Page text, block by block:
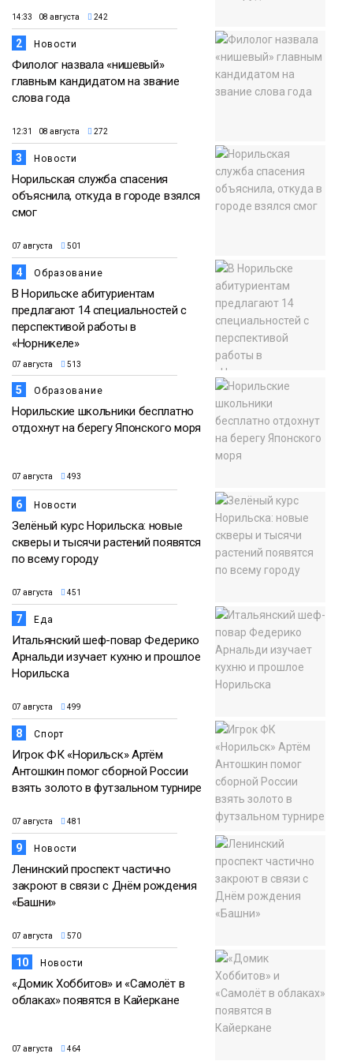
14:33 08 августа 242
2 Новости
Филолог назвала «нишевый»
главным кандидатом на звание
слова года
12:31 08 августа 272
3 Новости
Норильская служба спасения
объяснила, откуда в городе взялся
смог
07 августа 501
4 Образование
В Норильске абитуриентам
предлагают 14 специальностей с
перспективой работы в
«Норникеле»
07 августа 513
5 Образование
Норильские школьники бесплатно
отдохнут на берегу Японского моря
07 августа 493
6 Новости
Зелёный курс Норильска: новые
скверы и тысячи растений появятся
по всему городу
07 августа 451
7 Еда
Итальянский шеф-повар Федерико
Арнальди изучает кухню и прошлое
Норильска
07 августа 499
8 Спорт
Игрок ФК «Норильск» Артём
Антошкин помог сборной России
взять золото в футзальном турнире
07 августа 481
9 Новости
Ленинский проспект частично
закроют в связи с Днём рождения
«Башни»
07 августа 570
10 Новости
«Домик Хоббитов» и «Самолёт в
облаках» появятся в Кайеркане
07 августа 464